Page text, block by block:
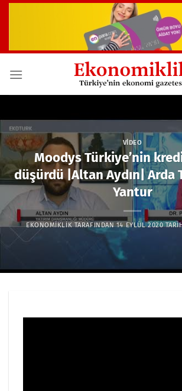
VIDEO
Moodys Türkiye’nin
düşürdü |Altan Aydın| Arda
Yantur
EKONOMIKLIKTARAFINDAN 14 EYLÜL 2020